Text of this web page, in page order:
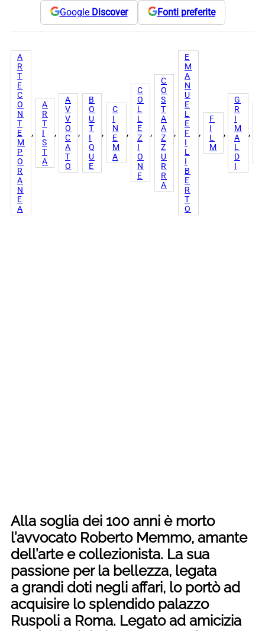
Google Discover Fonti preferite
A
R
T
E
C
O
N
T
E
M
P
O
R
A
N
E
A
,
A
R
T
I
S
T
A
,
A
V
V
O
C
A
T
O
,
B
O
U
T
I
Q
U
E
,
C
I
N
E
M
A
,
C
O
L
L
E
Z
I
O
N
E
,
C
O
S
T
A
A
Z
Z
U
R
R
A
,
E
M
A
N
U
E
L
E
F
I
L
I
B
E
R
T
O
,
F
I
L
M
,
G
R
I
M
A
L
D
I
,
Alla soglia dei 100 anni è morto
l’avvocato Roberto Memmo, amante
dell’arte e collezionista. La sua
passione per la bellezza, legata
a grandi doti negli affari, lo portò ad
acquisire lo splendido palazzo
Ruspoli a Roma. Legato ad amicizia